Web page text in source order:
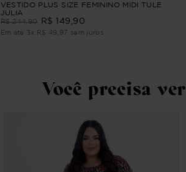
VESTIDO PLUS SIZE FEMININO MIDI TULE
JULIA
R$ 244,90 R$ 149 90
Em até 3x R$ 49 97 sem juros
Você precisa